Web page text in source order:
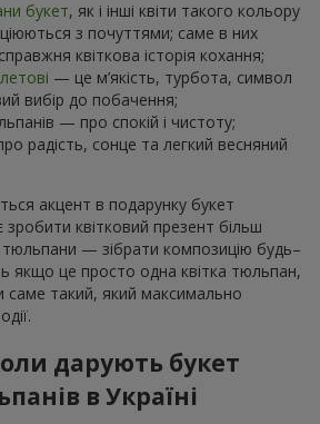
букет, як і інші квіти такого кольору
з почуттями; саме в них
квіткова історія кохання;
— це м’якість, турбота, символ
вибір до побачення;
— про спокій і чистоту;
радість, сонце та легкий весняний
акцент в подарунку букет
квітковий презент більш
— зібрати композицію будь–
якщо це просто одна квітка тюльпан,
саме такий, який максимально
дарують букет
в Україні